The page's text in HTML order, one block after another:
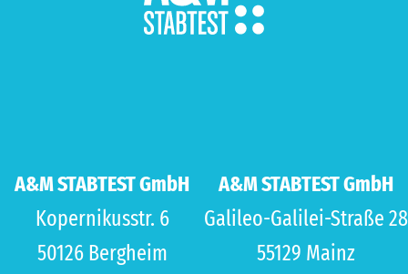
A&M STABTEST GmbH
Kopernikusstr. 6
50126 Bergheim
A&M STABTEST GmbH
Galileo-Galilei-Straße 28
55129 Mainz